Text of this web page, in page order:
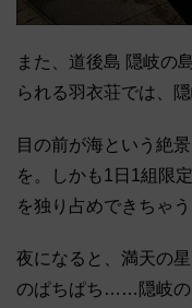
また、道後島 隠岐の
られる羽衣荘では、
目の前が海という絶
を。しかも1日1組限
を独り占めできちゃう
夜になると、満天の
のぱちぱち……隠岐の